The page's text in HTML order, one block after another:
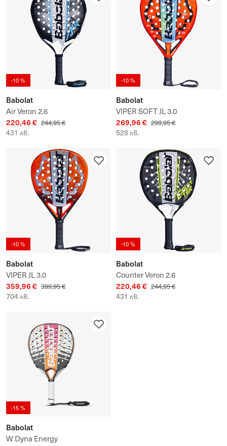
-10 %
Babolat
Air Veron 2.6
220,46 € 244,95 €
431 лв.
-10 %
Babolat
VIPER SOFT JL 3.0
269,96 € 299,95 €
528 лв.
-10 %
Babolat
VIPER JL 3.0
359,96 € 399,95 €
704 лв.
-10 %
Babolat
Counter Veron 2.6
220,46 € 244,95 €
431 лв.
-15 %
Babolat
W Dyna Energy